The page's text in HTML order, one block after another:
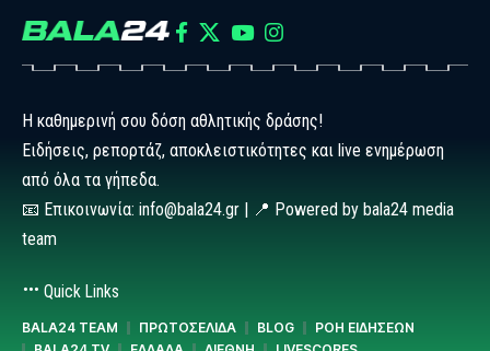
Η καθημερινή σου δόση αθλητικής δράσης!
Ειδήσεις, ρεπορτάζ, αποκλειστικότητες και live ενημέρωση
από όλα τα γήπεδα.
📧 Επικοινωνία: info@bala24.gr | 📍 Powered by bala24 media
team
Quick Links
BALA24 TEAM ΠΡΩΤΟΣΕΛΙΔΑ BLOG
ΡΟΗ ΕΙΔΗΣΕΩΝ